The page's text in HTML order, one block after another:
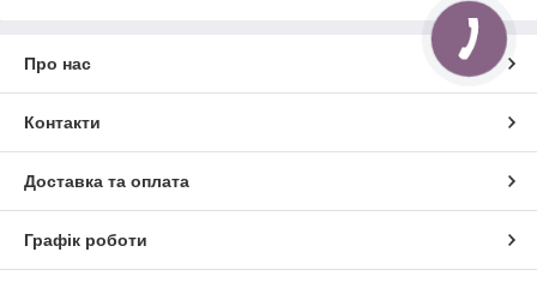
Про нас
Контакти
Доставка та оплата
Графік роботи